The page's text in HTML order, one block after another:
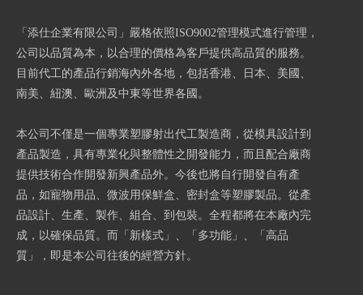
「添仕企業有限公司」嚴格依照ISO9002管理模式進行管理，
公司以品質為本，以合理的價格為客戶提供高品質的服務。
目前代工的產品行銷海內外各地，包括香港、日本、美國、
南美、紐澳、歐洲及中東等世界各國。
本公司不僅是一個專業塑膠射出代工製造商，從模具設計到
產品製造，具有專業化與整體性之開發能力，而且配合廠商
提供技術合作開發新興產品外。今後也將自行開發自有產
品，如寵物用品、微波用保鮮盒、密封盒等塑膠製品。從產
品設計、生產、製作、組合、到包裝。全程都將在本廠內完
成，以確保品質。而「新樣式」、「多功能」、「高品
質」，即是本公司往後的經營方針。